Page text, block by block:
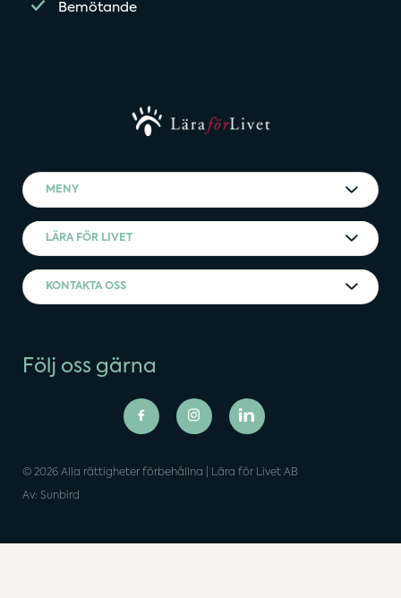
Bemötande
MENY
LÄRA FÖR LIVET
KONTAKTA OSS
Följ oss gärna
© 2026 Alla rättigheter förbehållna | Lära för Livet AB
Av: Sunbird